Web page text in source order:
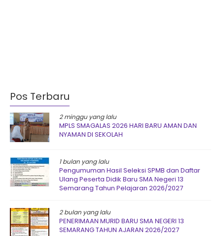
Pos Terbaru
2 minggu yang lalu
MPLS SMAGALAS 2026 HARI BARU AMAN DAN
NYAMAN DI SEKOLAH
1 bulan yang lalu
Pengumuman Hasil Seleksi SPMB dan Daftar
Ulang Peserta Didik Baru SMA Negeri 13
Semarang Tahun Pelajaran 2026/2027
2 bulan yang lalu
PENERIMAAN MURID BARU SMA NEGERI 13
SEMARANG TAHUN AJARAN 2026/2027